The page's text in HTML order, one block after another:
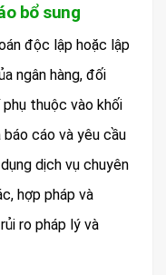
bổ sung
độc lập hoặc lập
ngân hàng, đối
phụ thuộc vào khối
cáo và yêu cầu
dịch vụ chuyên
hợp pháp và
ro pháp lý và